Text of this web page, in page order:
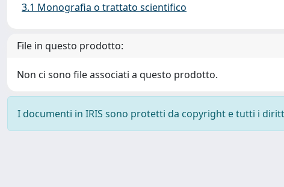
3.1 Monografia o trattato scientifico
File in questo prodotto:
Non ci sono file associati a questo prodotto.
I documenti in IRIS sono protetti da copyright e tutti i